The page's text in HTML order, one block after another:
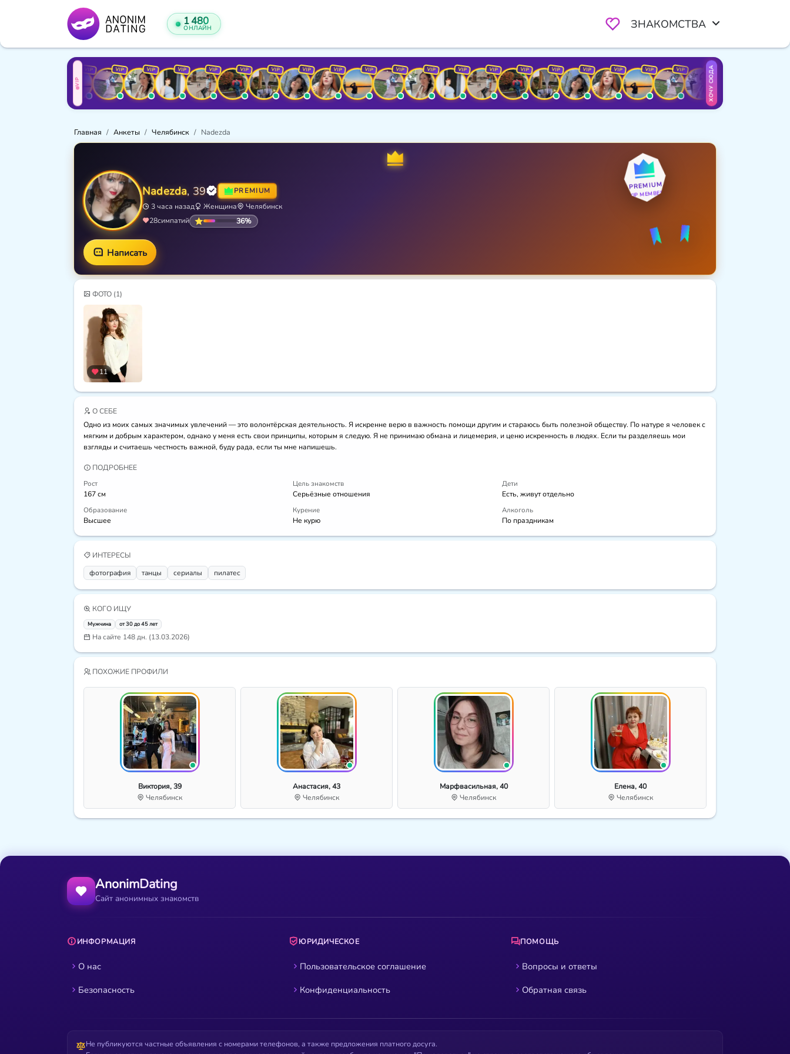
1 480
ОНЛАЙН ЗНАКОМСТВА
VIP
VIP VIP VIP VIP VIP VIP VIP VIP VIP VIP VIP VIP VIP VIP VIP VIP VIP VIP VIP VIP ХОЧУ СЮДА
Главная Анкеты Челябинск Nadezda
PREMIUM
VIP MEMBER
Nadezda, 39
PREMIUM
3 часа назад
Женщина
Челябинск
28симпатий 36%
Написать
ФОТО (1)
11
О СЕБЕ
Одно из моих самых значимых увлечений — это волонтёрская деятельность. Я искренне верю в важность помощи другим и стараюсь быть полезной обществу. По натуре я человек с
мягким и добрым характером, однако у меня есть свои принципы, которым я следую. Я не принимаю обмана и лицемерия, и ценю искренность в людях. Если ты разделяешь мои
взгляды и считаешь честность важной, буду рада, если ты мне напишешь.
ПОДРОБНЕЕ
Рост
167 см
Цель знакомств
Серьёзные отношения
Дети
Есть, живут отдельно
Образование
Высшее
Курение
Не курю
Алкоголь
По праздникам
ИНТЕРЕСЫ
фотография
танцы сериалы пилатес
КОГО ИЩУ
Мужчина от 30 до 45 лет
На сайте 148 дн. (13.03.2026)
ПОХОЖИЕ ПРОФИЛИ
Виктория, 39
Челябинск
Анастасия, 43
Челябинск
Марфвасильная, 40
Челябинск
Елена, 40
Челябинск
AnonimDating
Сайт анонимных знакомств
ИНФОРМАЦИЯ
О нас
Безопасность
ЮРИДИЧЕСКОЕ
Пользовательское соглашение
Конфиденциальность
ПОМОЩЬ
Вопросы и ответы
Обратная связь
Не публикуются частные объявления с номерами телефонов, а также предложения платного досуга.